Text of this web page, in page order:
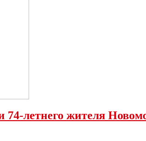
летнего жителя